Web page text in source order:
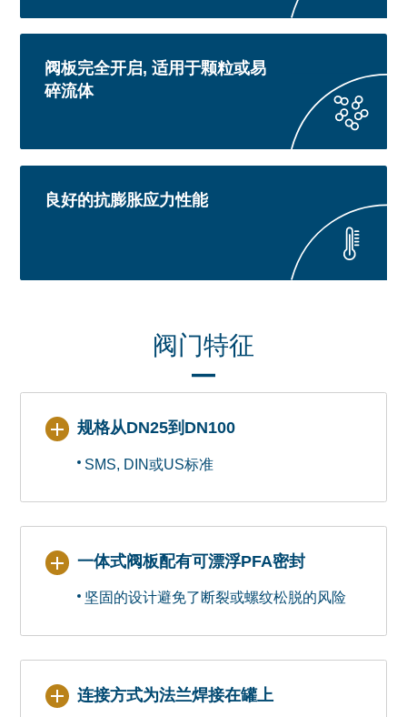
阀板完全开启, 适用于颗粒或易
碎流体
良好的抗膨胀应力性能
阀门特征
规格从DN25到DN100
SMS, DIN或US标准
一体式阀板配有可漂浮PFA密封
坚固的设计避免了断裂或螺纹松脱的风险
连接方式为法兰焊接在罐上